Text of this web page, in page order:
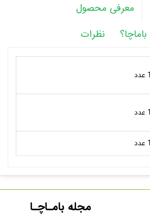
معرفی محصول
نظرات
1 عدد
1 عدد
1 عدد
مجله بامـاچـا